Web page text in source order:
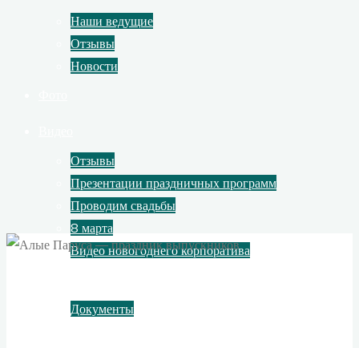
Наши ведущие
Отзывы
Новости
Отзывы
Презентации праздничных программ
Проводим свадьбы
8 марта
Видео новогоднего корпоратива
Документы